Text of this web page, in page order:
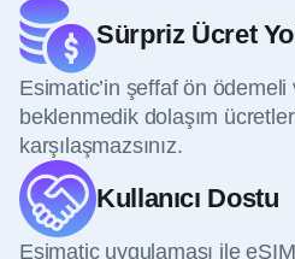
Sürpriz Ücret
Esimatic’in şeffaf ön
beklenmedik dolaşım
karşılaşmazsınız.
Kullanıcı Dostu
Esimatic uygulaması ile eSIM